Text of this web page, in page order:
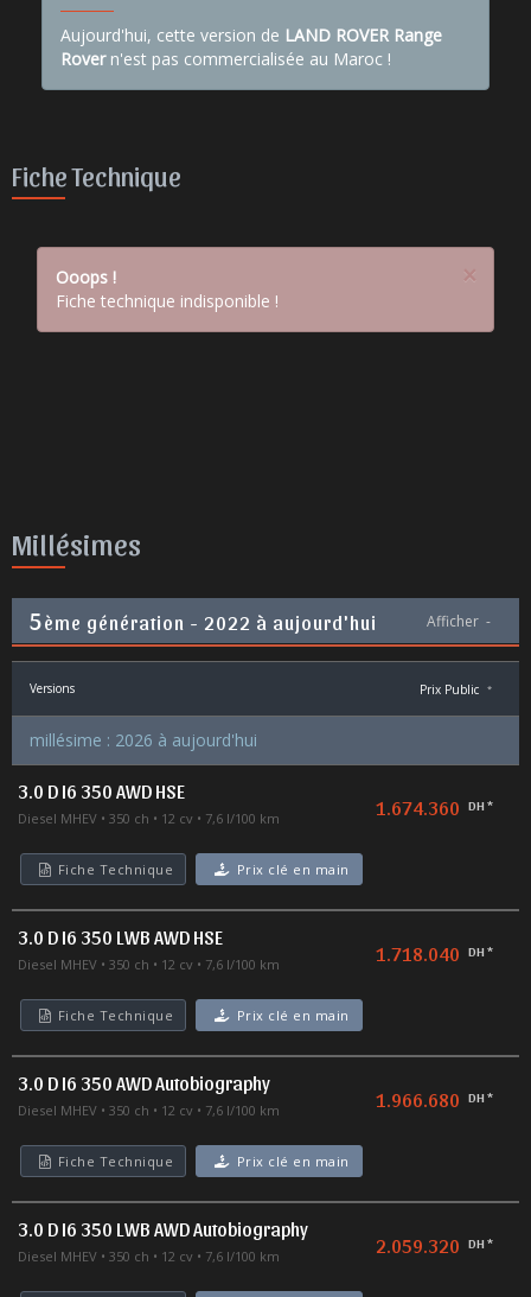
Aujourd'hui, cette version de LAND ROVER Range
Rovern'est pas commercialisée au Maroc !
Fiche Technique
×
Ooops !
Fiche technique indisponible !
Millésimes
5ème génération - 2022 à aujourd'hui Afficher -
Versions Prix Public *
millésime : 2026 à aujourd'hui
3.0 D I6 350 AWD HSE
Diesel MHEV 350 ch 12 cv 7,6 l/100 km 1.674.360 DH *
Fiche Technique Prix clé en main
3.0 D I6 350 LWB AWD HSE
Diesel MHEV 350 ch 12 cv 7,6 l/100 km 1.718.040 DH *
Fiche Technique Prix clé en main
3.0 D I6 350 AWD Autobiography
Diesel MHEV 350 ch 12 cv 7,6 l/100 km 1.966.680 DH *
Fiche Technique Prix clé en main
3.0 D I6 350 LWB AWD Autobiography
Diesel MHEV 350 ch 12 cv 7,6 l/100 km 2.059.320 DH *